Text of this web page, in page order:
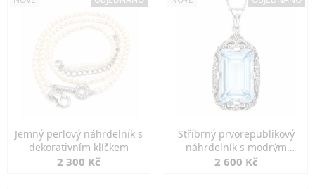
Jemný perlový náhrdelník s
dekorativním klíčkem
2 300 Kč
Stříbrný prvorepublikový
náhrdelník s modrým
spinelem
2 600 Kč